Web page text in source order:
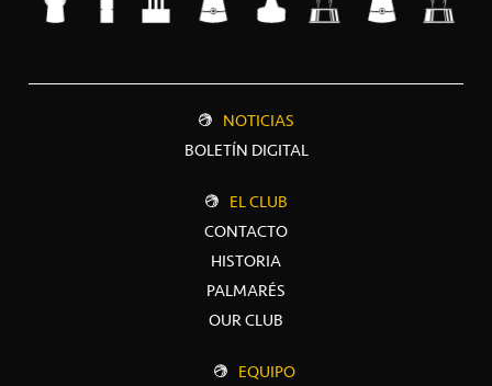
NOTICIAS
BOLETÍN DIGITAL
EL CLUB
CONTACTO
HISTORIA
PALMARÉS
OUR CLUB
EQUIPO